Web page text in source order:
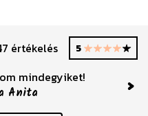
értékelés 5
mindegyiket!
Anita